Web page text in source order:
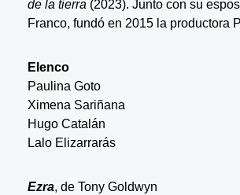
de la tierra(2023). Junto con su
Franco, fundó en 2015 la productora
Elenco
Paulina Goto
Ximena Sariñana
Hugo Catalán
Lalo Elizarrarás
Ezra, de Tony Goldwyn